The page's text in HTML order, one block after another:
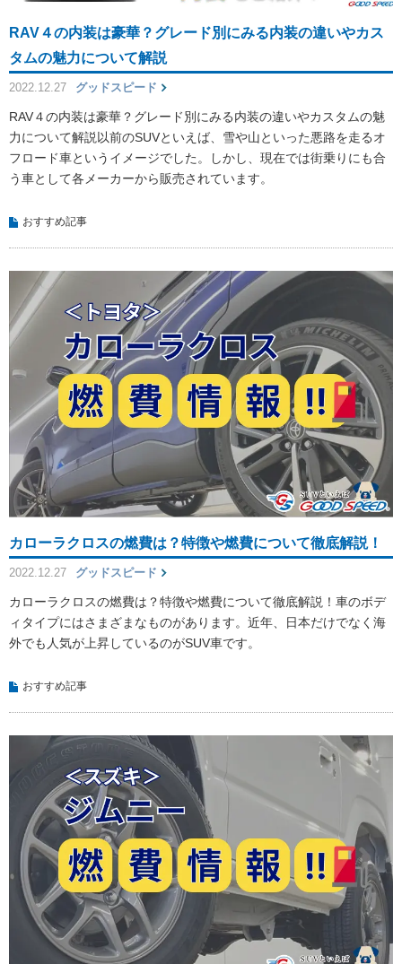
RAV４の内装は豪華？グレード別にみる内装の違いやカス
タムの魅力について解説
2022.12.27 グッドスピード
RAV４の内装は豪華？グレード別にみる内装の違いやカスタムの魅
力について解説以前のSUVといえば、雪や山といった悪路を走るオ
フロード車というイメージでした。しかし、現在では街乗りにも合
う車として各メーカーから販売されています。
おすすめ記事
カローラクロスの燃費は？特徴や燃費について徹底解説！
2022.12.27 グッドスピード
カローラクロスの燃費は？特徴や燃費について徹底解説！車のボデ
ィタイプにはさまざまなものがあります。近年、日本だけでなく海
外でも人気が上昇しているのがSUV車です。
おすすめ記事